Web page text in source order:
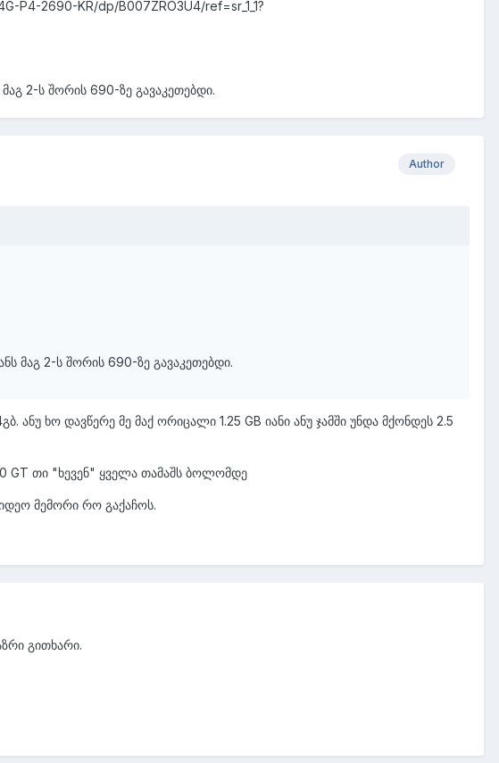
P4-2690-KR/dp/B007ZRO3U4/ref=sr_1_1?
2-ს შორის 690-ზე გავაკეთებდი.
Author
მაგ 2-ს შორის 690-ზე გავაკეთებდი.
ხო დავწერე მე მაქ ორიცალი 1.25 GB იანი ანუ ჯამში უნდა მქონდეს 2.5
GT თი "ხევენ" ყველა თამაშს ბოლომდე
მემორი რო გაქაჩოს.
გითხარი.